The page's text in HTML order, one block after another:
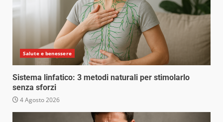
Salute e benessere
Sistema linfatico: 3 metodi naturali per stimolarlo
senza sforzi
4 Agosto 2026